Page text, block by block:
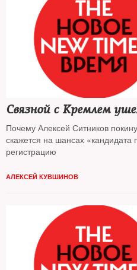
Связной с Кремлем
Почему Алексей Ситников
скажется на шансах «кандидата
регистрацию
АЛЕКСЕЙ КУВШИНОВ